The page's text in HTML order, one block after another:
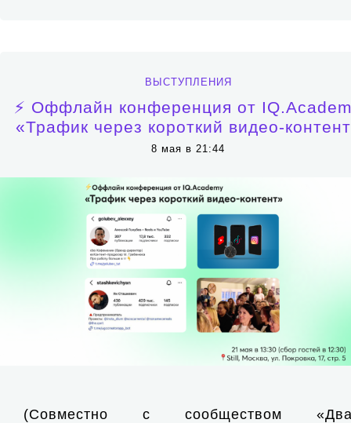
ВЫСТУПЛЕНИЯ
⚡️ Оффлайн конференция от
«Трафик через короткий видео-
8 мая в 21:44
(Совместно с сообществом